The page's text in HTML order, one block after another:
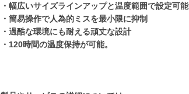
・幅広いサイズラインアップと温度範囲で設定可能
・簡易操作で人為的ミスを最小限に抑制
・過酷な環境にも耐える頑丈な設計
・120時間の温度保持が可能。